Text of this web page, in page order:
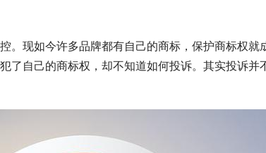
。现如今许多品牌都有自己的商标，保护商标权
了自己的商标权，却不知道如何投诉。其实投诉